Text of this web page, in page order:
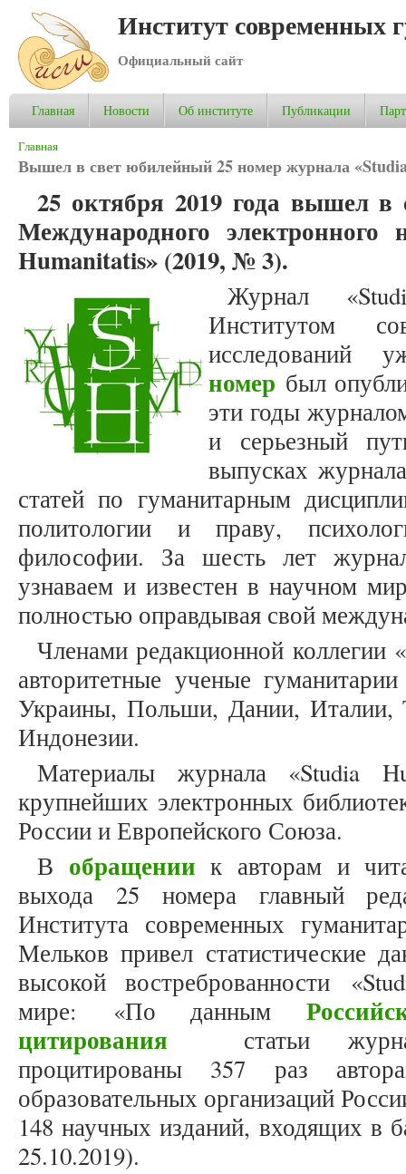
Институт современных
Официальный сайт
Главная Новости Об институте Публикации
Вы здесь
Главная
Вышел в свет юбилейный 25 номер журнала
25 октября 2019 года вышел
Международного электронного
Humanitatis» (2019, № 3).
Журнал
Институтом
номер был
эти годы
и серьезный
выпусках
статей по гуманитарным
политологии и праву,
философии. За шесть лет
узнаваем и известен в научном
полностью оправдывая свой
Членами редакционной коллегии
авторитетные ученые
Украины, Польши, Дании, Италии,
Индонезии.
Материалы журнала «Studia
крупнейших электронных
России и Европейского Союза.
В обращении к авторам и
выхода 25 номера главный
Института современных
Мельков привел статистические
высокой востреброванности
мире: «По данным
цитирования статьи
процитированы 357 раз
образовательных организаций
148 научных изданий, входящих
25.10.2019).